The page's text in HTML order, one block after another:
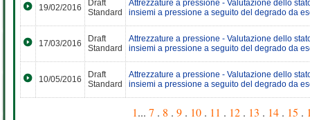
19/02/2016
Draft
Standard
Attrezzature a pressione - Valutazione dello
insiemi a pressione a seguito del degrado da
17/03/2016
Draft
Standard
Attrezzature a pressione - Valutazione dello
insiemi a pressione a seguito del degrado da
10/05/2016
Draft
Standard
Attrezzature a pressione - Valutazione dello
insiemi a pressione a seguito del degrado da
1... 7 . 8 . 9 . 10 . 11 . 12 . 13 . 14 . 15 .